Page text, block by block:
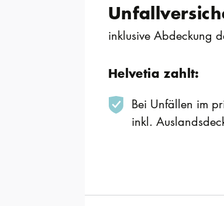
inklusive Abdeckung
Helvetia zahlt:
Bei Unfällen im
inkl.